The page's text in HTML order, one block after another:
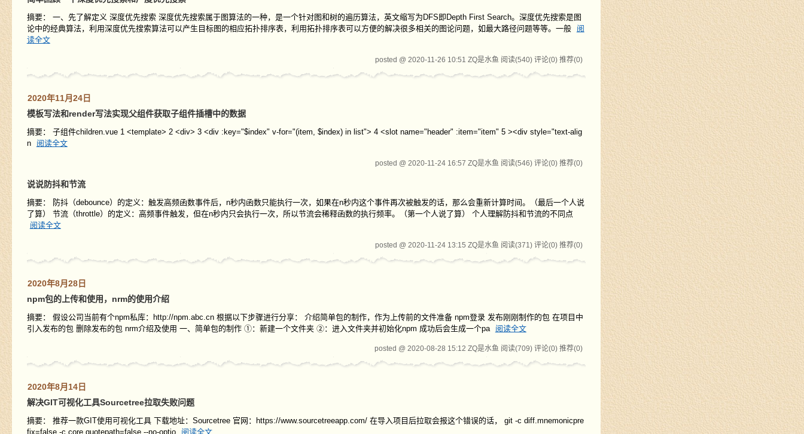
摘要： 一、先了解定义 深度优先搜索 深度优先搜索属于图算法的一种，是一个针对图和树的遍历算法，英文缩写为DFS即Depth First Search。深度优先搜索是图
论中的经典算法，利用深度优先搜索算法可以产生目标图的相应拓扑排序表，利用拓扑排序表可以方便的解决很多相关的图论问题，如最大路径问题等等。一般
阅
读全文
posted @ 2020-11-26 10:51 ZQ是水鱼 阅读(540) 评论(0) 推荐(0)
2020年11月24日
模板写法和render写法实现父组件获取子组件插槽中的数据
摘要： 子组件children.vue 1 <template> 2 <div> 3 <div :key="$index" v-for="(item, $index) in list"> 4 <slot name="header" :item="item" 5 ><div style="text-alig
n
阅读全文
posted @ 2020-11-24 16:57 ZQ是水鱼 阅读(546) 评论(0) 推荐(0)
说说防抖和节流
摘要： 防抖（debounce）的定义：触发高频函数事件后，n秒内函数只能执行一次，如果在n秒内这个事件再次被触发的话，那么会重新计算时间。（最后一个人说
了算） 节流（throttle）的定义：高频事件触发，但在n秒内只会执行一次，所以节流会稀释函数的执行频率。（第一个人说了算） 个人理解防抖和节流的不同点
阅读全文
posted @ 2020-11-24 13:15 ZQ是水鱼 阅读(371) 评论(0) 推荐(0)
2020年8月28日
npm包的上传和使用，nrm的使用介绍
摘要： 假设公司当前有个npm私库：http://npm.abc.cn 根据以下步骤进行分享： 介绍简单包的制作，作为上传前的文件准备 npm登录 发布刚刚制作的包 在项目中
引入发布的包 删除发布的包 nrm介绍及使用 一、简单包的制作 ①：新建一个文件夹 ②：进入文件夹并初始化npm 成功后会生成一个pa 阅读全文
posted @ 2020-08-28 15:12 ZQ是水鱼 阅读(709) 评论(0) 推荐(0)
2020年8月14日
解决GIT可视化工具Sourcetree拉取失败问题
摘要： 推荐一款GIT使用可视化工具 下载地址：Sourcetree 官网：https://www.sourcetreeapp.com/ 在导入项目后拉取会报这个错误的话， git -c diff.mnemonicpre
fix=false -c core.quotepath=false --no-optio
阅读全文